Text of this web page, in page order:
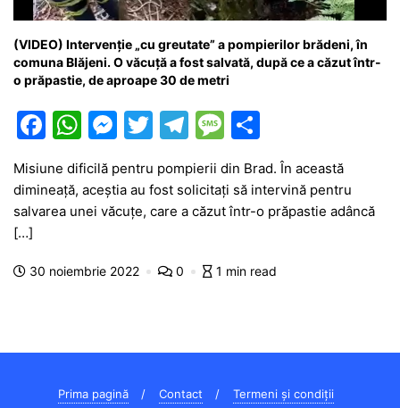
(VIDEO) Intervenție „cu greutate” a pompierilor brădeni, în
comuna Blăjeni. O văcuță a fost salvată, după ce a căzut într-
o prăpastie, de aproape 30 de metri
F
c
e
o
W
h
at
s
p
M
s
s
n
T
itt
er
T
el
e
gr
m
M
e
s
s
g
ar
ta
je
z
Misiune dificilă pentru pompierii din Brad. În această
dimineață, aceștia au fost solicitați să intervină pentru
salvarea unei văcuțe, care a căzut într-o prăpastie adâncă
[…]
30 noiembrie 2022 0 1 min read
Prima pagină Contact Termeni și condiții